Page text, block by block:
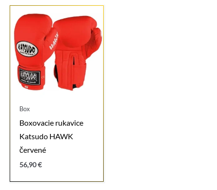
Box
Boxovacie rukavice
Katsudo HAWK
červené
56,90€